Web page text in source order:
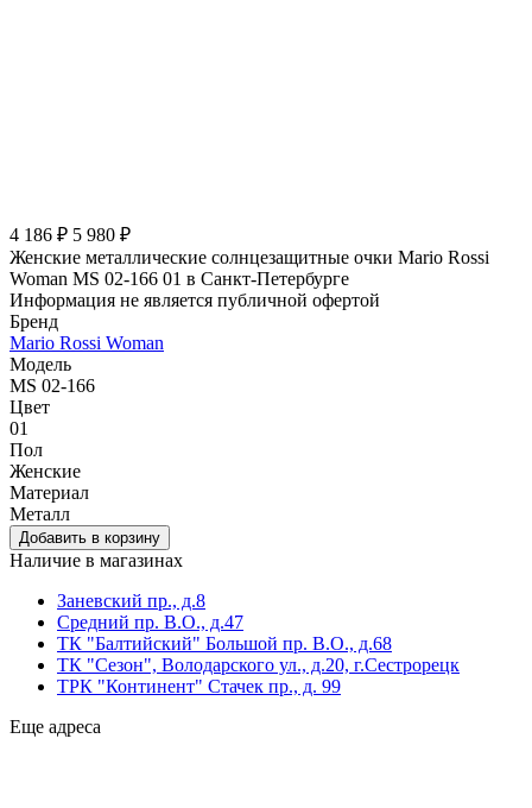
4 186 ₽ 5 980 ₽
Женские металлические солнцезащитные очки Mario Rossi
Woman MS 02-166 01 в Санкт-Петербурге
Информация не является публичной офертой
Бренд
Mario Rossi Woman
Модель
MS 02-166
Цвет
01
Пол
Женские
Материал
Металл
Наличие в магазинах
Заневский пр., д.8
Средний пр. В.О., д.47
ТК "Балтийский" Большой пр. В.О., д.68
ТК "Сезон", Володарского ул., д.20, г.Сестрорецк
ТРК "Континент" Стачек пр., д. 99
Еще адреса